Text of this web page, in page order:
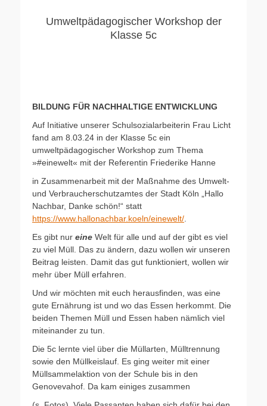
Umweltpädagogischer Workshop der
Klasse 5c
BILDUNG FÜR NACHHALTIGE ENTWICKLUNG
Auf Initiative unserer Schulsozialarbeiterin Frau Licht
fand am 8.03.24 in der Klasse 5c ein
umweltpädagogischer Workshop zum Thema
»#einewelt« mit der Referentin Friederike Hanne
in Zusammenarbeit mit der Maßnahme des Umwelt-
und Verbraucherschutzamtes der Stadt Köln „Hallo
Nachbar, Danke schön!“ statt
https://www.hallonachbar.koeln/einewelt/
Es gibt nur eine Welt für alle und auf der gibt es viel
zu viel Müll. Das zu ändern, dazu wollen wir unseren
Beitrag leisten. Damit das gut funktioniert, wollen wir
mehr über Müll erfahren.
Und wir möchten mit euch herausfinden, was eine
gute Ernährung ist und wo das Essen herkommt. Die
beiden Themen Müll und Essen haben nämlich viel
miteinander zu tun.
Die 5c lernte viel über die Müllarten, Mülltrennung
sowie den Müllkeislauf. Es ging weiter mit einer
Müllsammelaktion von der Schule bis in den
Genovevahof. Da kam einiges zusammen